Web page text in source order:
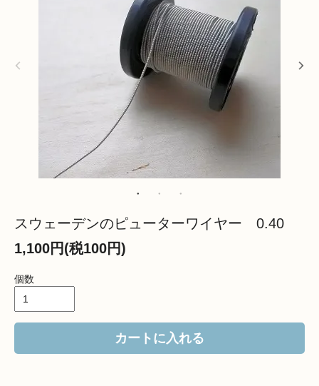
スウェーデンのピューターワイヤー 0.40
1,100円(税100円)
個数
カートに入れる